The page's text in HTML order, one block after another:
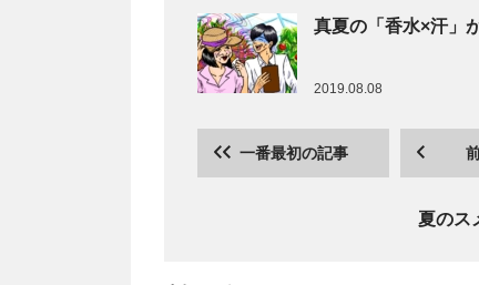
真夏の「香水×汗」
2019.08.08
一番最初の記事
夏のス